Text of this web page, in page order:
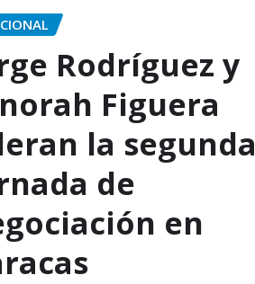
Rodríguez y
Figuera
la segunda
de
en